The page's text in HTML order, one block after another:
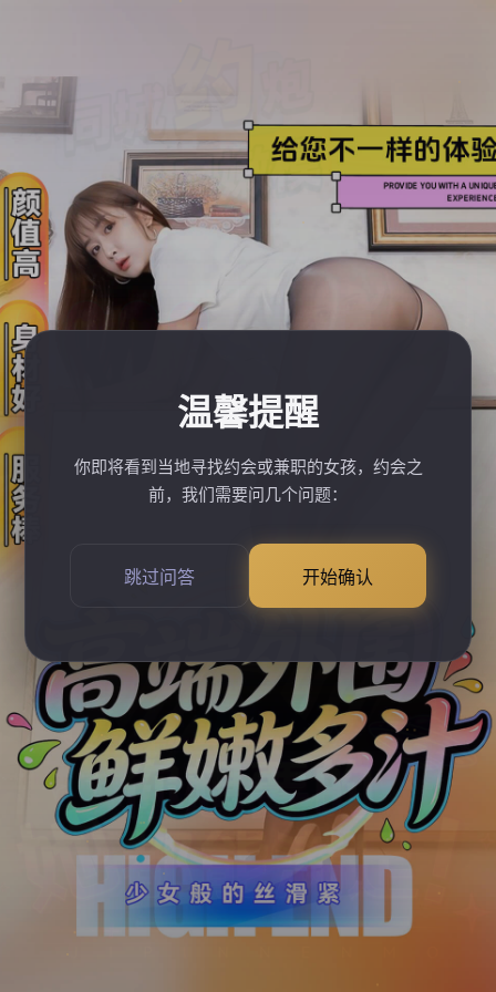
温馨提醒
你即将看到当地寻找约会或兼职的女孩，约会之
前，我们需要问几个问题：
跳过问答 开始确认